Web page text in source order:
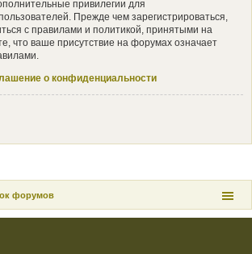
привилегии для
Прежде чем зарегистрироваться,
с правилами и политикой, принятыми на
что ваше присутствие на форумах означает
о конфиденциальности
форумов